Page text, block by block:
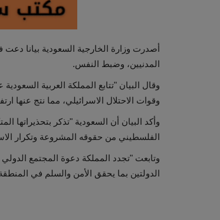
أصدرت وزارة الخارجية السعودية بيانا دعت
المدنيين، وضبط النفس.
وقال البيان "تتابع المملكة العربية
وقوات الاحتلال الاسرائيلي، مما نتج عنها
وأكد البيان أن السعودية "تذكر بتحذيراتها
الفلسطيني من حقوقه المشروعة وتكرار
وتابعت "تجدد المملكة دعوة المجتمع
الدولتين بما يحقق الأمن والسلم في